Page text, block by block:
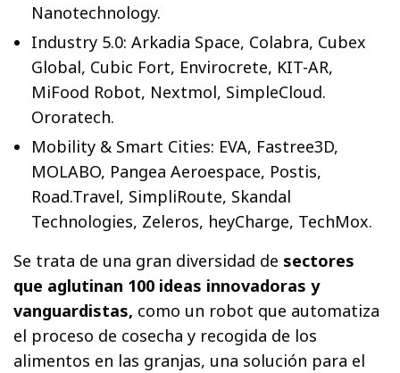
Nanotechnology.
Industry 5.0: Arkadia Space, Colabra, Cubex
Global, Cubic Fort, Envirocrete, KIT-AR,
MiFood Robot, Nextmol, SimpleCloud.
Ororatech.
Mobility & Smart Cities: EVA, Fastree3D,
MOLABO, Pangea Aeroespace, Postis,
Road.Travel, SimpliRoute, Skandal
Technologies, Zeleros, heyCharge, TechMox.
Se trata de una gran diversidad de sectores
que aglutinan 100 ideas innovadoras y
vanguardistas, como un robot que automatiza
el proceso de cosecha y recogida de los
alimentos en las granjas, una solución para el